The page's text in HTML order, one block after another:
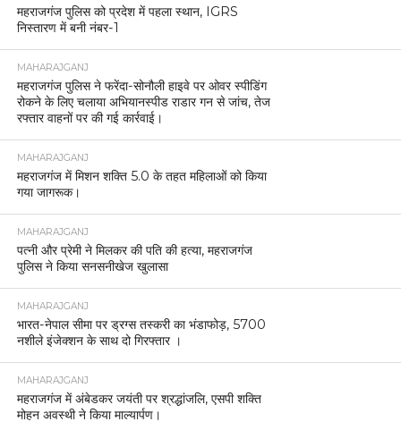
महराजगंज पुलिस को प्रदेश में पहला स्थान, IGRS
निस्तारण में बनी नंबर-1
MAHARAJGANJ
महराजगंज पुलिस ने फरेंदा-सोनौली हाइवे पर ओवर स्पीडिंग
रोकने के लिए चलाया अभियानस्पीड राडार गन से जांच, तेज
रफ्तार वाहनों पर की गई कार्रवाई।
MAHARAJGANJ
महराजगंज में मिशन शक्ति 5.0 के तहत महिलाओं को किया
गया जागरूक।
MAHARAJGANJ
पत्नी और प्रेमी ने मिलकर की पति की हत्या, महराजगंज
पुलिस ने किया सनसनीखेज खुलासा
MAHARAJGANJ
भारत-नेपाल सीमा पर ड्रग्स तस्करी का भंडाफोड़, 5700
नशीले इंजेक्शन के साथ दो गिरफ्तार ।
MAHARAJGANJ
महराजगंज में अंबेडकर जयंती पर श्रद्धांजलि, एसपी शक्ति
मोहन अवस्थी ने किया माल्यार्पण।